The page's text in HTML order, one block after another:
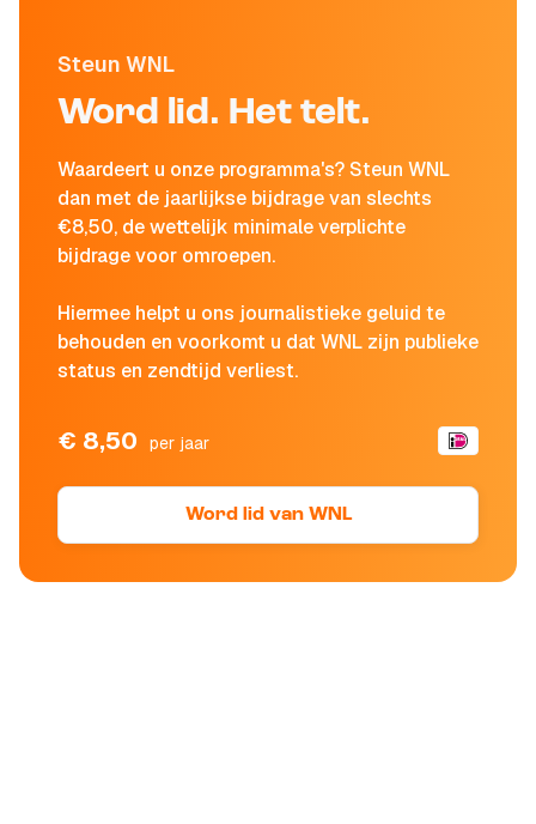
Steun WNL
Word lid. Het telt.
Waardeert u onze programma's? Steun WNL
dan met de jaarlijkse bijdrage van slechts
€8,50, de wettelijk minimale verplichte
bijdrage voor omroepen.
Hiermee helpt u ons journalistieke geluid te
behouden en voorkomt u dat WNL zijn publieke
status en zendtijd verliest.
€ 8,50 per jaar
Word lid van WNL